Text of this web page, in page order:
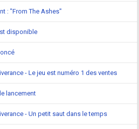
: "From The Ashes"
disponible
- Le jeu est numéro 1 des ventes
lancement
- Un petit saut dans le temps